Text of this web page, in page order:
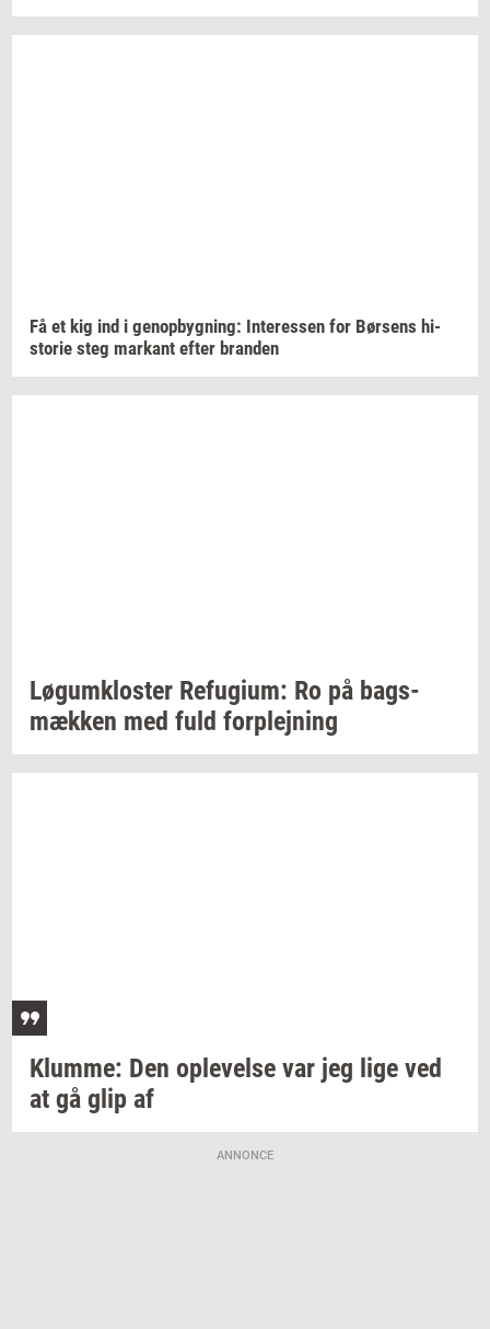
Få et kig ind i genop­byg­ning: In­ter­es­sen for Bør­sens hi­
sto­rie steg mar­kant efter bran­den
Løgum­klo­ster Re­fu­gi­um: Ro på bags­
mæk­ken med fuld for­plej­ning
Klum­me: Den op­le­vel­se var jeg lige ved
at gå glip af
ANNONCE